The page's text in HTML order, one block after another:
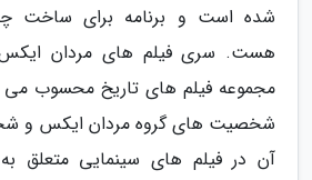
شده است و برنامه برای ساخت
هست. سری فیلم های مردان
مجموعه فیلم های تاریخ محسوب می
شخصیت های گروه مردان ایکس و
آن در فیلم های سینمایی متعلق